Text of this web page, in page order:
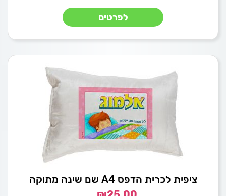
לפרטים
ציפית לכרית הדפס A4 שם שינה מתוקה